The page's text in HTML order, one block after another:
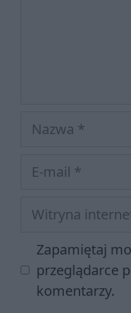
Nazwa
Witryna
internetowa
Zapamiętaj
przeglądarce
komentarzy.